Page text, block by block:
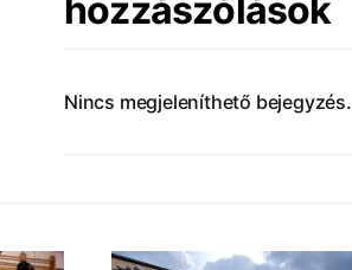
hozzászólások
Nincs megjeleníthető bejegyzés.